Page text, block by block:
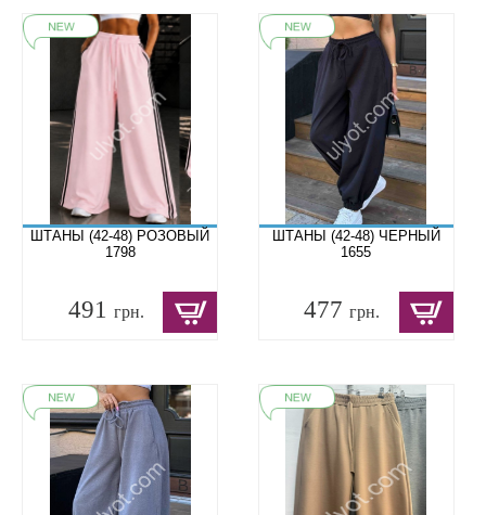
ШТАНЫ (42-48) РОЗОВЫЙ
1798
491 грн.
ШТАНЫ (42-48) ЧЕРНЫЙ
1655
477грн.